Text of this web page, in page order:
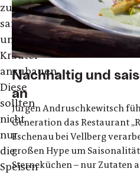
zu
sammeln
und
Kräuter
anzubauen.
Diese
sollten
nicht
nur
die
Speisen
Nachhaltig und
an
Jürgen Andruschkewitsch
Generation das Restaurant
Eschenau bei Vellberg
großen Hype um
Sterneküchen – nur Zutaten